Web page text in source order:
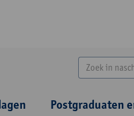
Postgraduaten